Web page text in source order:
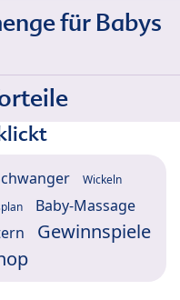
für Babys
Wickeln
Baby-Massage
Gewinnspiele